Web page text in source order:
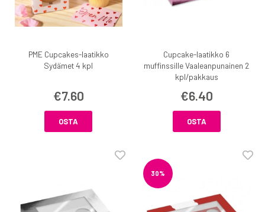
PME Cupcakes-laatikko
Sydämet 4 kpl
€7.60
OSTA
Cupcake-laatikko 6
muffinssille Vaaleanpunainen 2
kpl/pakkaus
€6.40
OSTA
30%